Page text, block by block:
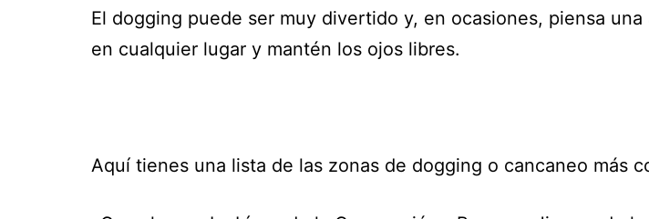
El dogging puede ser muy divertido y, en ocasiones, piensa
en cualquier lugar y mantén los ojos libres.
Aquí tienes una lista de las zonas de dogging o cancaneo más